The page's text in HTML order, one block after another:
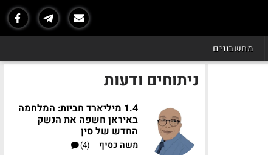
מחשבונים
ניתוחים ודעות
1.4 מיליארד חביות: המלחמה
באיראן חשפה את הנשק
החדש של סין
משה כסיף |
(4)